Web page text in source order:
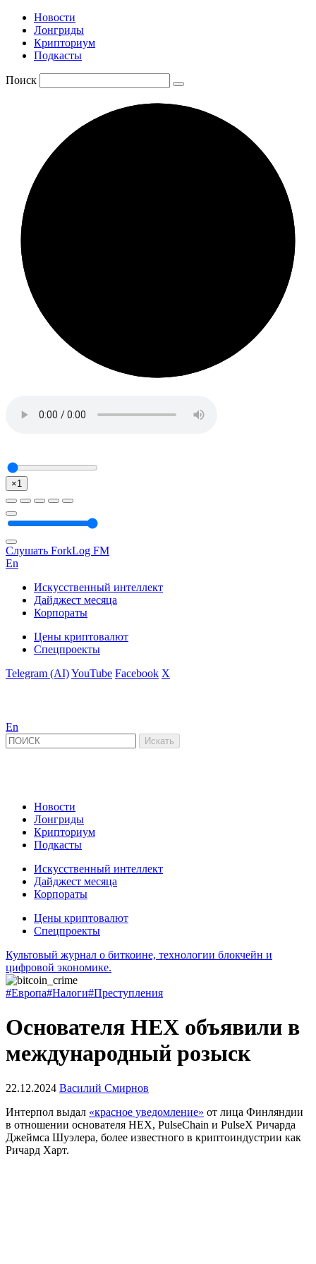
Новости
Лонгриды
Крипториум
Подкасты
Поиск
×1
Слушать ForkLog FM
En
Искусственный интеллект
Дайджест месяца
Корпораты
Цены криптовалют
Спецпроекты
Telegram (AI)YouTube Facebook X
En
Новости
Лонгриды
Крипториум
Подкасты
Искусственный интеллект
Дайджест месяца
Корпораты
Цены криптовалют
Спецпроекты
Культовый журнал о биткоине, технологии блокчейн и
цифровой экономике.
#Европа#Налоги#Преступления
Основателя HEX объявили в
международный розыск
22.12.2024 Василий Смирнов
Интерпол выдал «красное уведомление» от лица Финляндии
в отношении основателя HEX, PulseChain и PulseX Ричарда
Джеймса Шуэлера, более известного в криптоиндустрии как
Ричард Харт.